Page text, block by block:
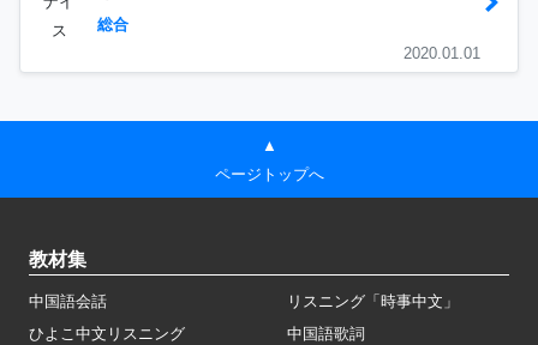
ス
総合
2020.01.01
▲
ページトップへ
教材集
中国語会話
リスニング「時事中文」
ひよこ中文リスニング
中国語歌詞